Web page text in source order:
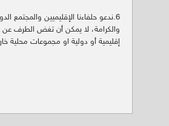
6.ندعو حلفاءنا الإقليميين
والكرامة، لا يمكن أن تغض الطرف عن
إقليمية أو دولية او مجموعات محلية